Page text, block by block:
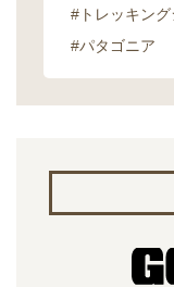
#トレッキン
#パタゴニア